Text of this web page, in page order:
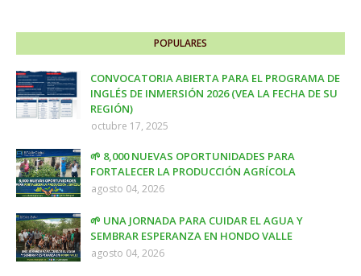
POPULARES
CONVOCATORIA ABIERTA PARA EL PROGRAMA DE
INGLÉS DE INMERSIÓN 2026 (VEA LA FECHA DE SU
REGIÓN)
octubre 17, 2025
🌱 8,000 NUEVAS OPORTUNIDADES PARA
FORTALECER LA PRODUCCIÓN AGRÍCOLA
agosto 04, 2026
🌱 UNA JORNADA PARA CUIDAR EL AGUA Y
SEMBRAR ESPERANZA EN HONDO VALLE
agosto 04, 2026